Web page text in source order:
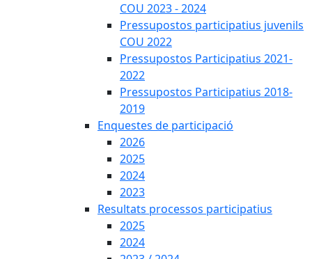
COU 2023 - 2024
Pressupostos participatius juvenils
COU 2022
Pressupostos Participatius 2021-
2022
Pressupostos Participatius 2018-
2019
Enquestes de participació
2026
2025
2024
2023
Resultats processos participatius
2025
2024